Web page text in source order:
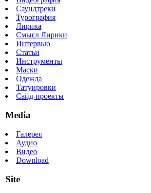
Саундтреки
Турография
Лирика
Смысл Лирики
Интервью
Статьи
Инструменты
Маски
Одежда
Татуировки
Сайд-проекты
Media
Галерея
Аудио
Видео
Download
Site